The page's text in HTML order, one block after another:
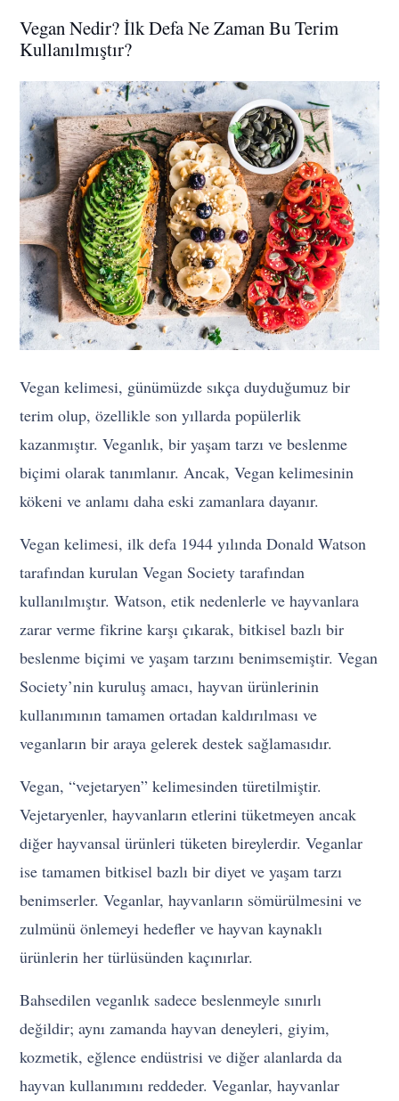
Vegan Nedir? İlk Defa Ne Zaman Bu Terim
Kullanılmıştır?
Vegan kelimesi, günümüzde sıkça duyduğumuz bir
terim olup, özellikle son yıllarda popülerlik
kazanmıştır. Veganlık, bir yaşam tarzı ve beslenme
biçimi olarak tanımlanır. Ancak, Vegan kelimesinin
kökeni ve anlamı daha eski zamanlara dayanır.
Vegan kelimesi, ilk defa 1944 yılında Donald Watson
tarafından kurulan Vegan Society tarafından
kullanılmıştır. Watson, etik nedenlerle ve hayvanlara
zarar verme fikrine karşı çıkarak, bitkisel bazlı bir
beslenme biçimi ve yaşam tarzını benimsemiştir. Vegan
Society’nin kuruluş amacı, hayvan ürünlerinin
kullanımının tamamen ortadan kaldırılması ve
veganların bir araya gelerek destek sağlamasıdır.
Vegan, “vejetaryen” kelimesinden türetilmiştir.
Vejetaryenler, hayvanların etlerini tüketmeyen ancak
diğer hayvansal ürünleri tüketen bireylerdir. Veganlar
ise tamamen bitkisel bazlı bir diyet ve yaşam tarzı
benimserler. Veganlar, hayvanların sömürülmesini ve
zulmünü önlemeyi hedefler ve hayvan kaynaklı
ürünlerin her türlüsünden kaçınırlar.
Bahsedilen veganlık sadece beslenmeyle sınırlı
değildir; aynı zamanda hayvan deneyleri, giyim,
kozmetik, eğlence endüstrisi ve diğer alanlarda da
hayvan kullanımını reddeder. Veganlar, hayvanlar